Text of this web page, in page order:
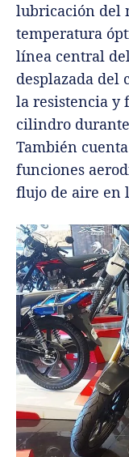
lubricación del
temperatura
línea central
desplazada del
la resistencia y
cilindro
También
funciones
flujo de aire en